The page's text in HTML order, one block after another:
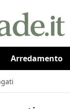
Arredamento